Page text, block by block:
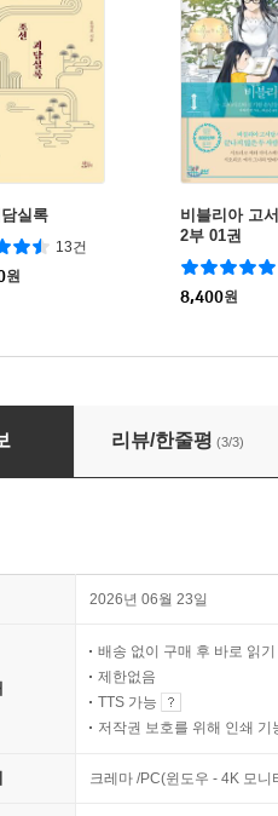
실록
13건
원
비블리아 고
2부 01권
8,400원
장소에 대하여 두 번째 기록
리뷰/한줄평 (3/3)
2026년 06월 23일
배송 없이 구매 후 바로 읽기
제한없음
TTS 가능
저작권 보호를 위해 인쇄 기
크레마 /PC(윈도우 - 4K 모